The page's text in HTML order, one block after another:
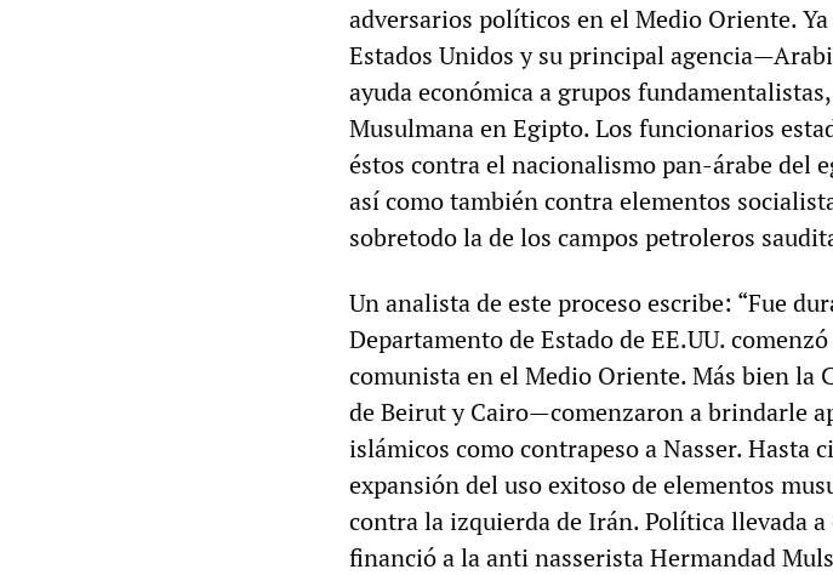
adversarios políticos en el Medio Oriente.
Estados Unidos y su principal
ayuda económica a grupos
Musulmana en Egipto. Los funcionarios
éstos contra el nacionalismo pan-árabe del
así como también contra elementos
sobretodo la de los campos petroleros
Un analista de este proceso escribe: “Fue
Departamento de Estado de EE.UU.
comunista en el Medio Oriente. Más bien la
de Beirut y Cairo—comenzaron a brindarle
islámicos como contrapeso a Nasser. Hasta
expansión del uso exitoso de elementos
contra la izquierda de Irán. Política llevada a
financió a la anti nasserista Hermandad